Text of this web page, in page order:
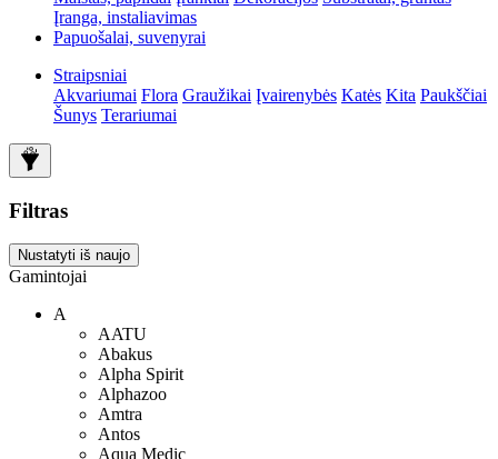
Įranga, instaliavimas
Papuošalai, suvenyrai
Straipsniai
Akvariumai Flora Graužikai Įvairenybės Katės Kita Paukščiai
Šunys Terariumai
Filtras
Nustatyti iš naujo
Gamintojai
A
AATU
Abakus
Alpha Spirit
Alphazoo
Amtra
Antos
Aqua Medic